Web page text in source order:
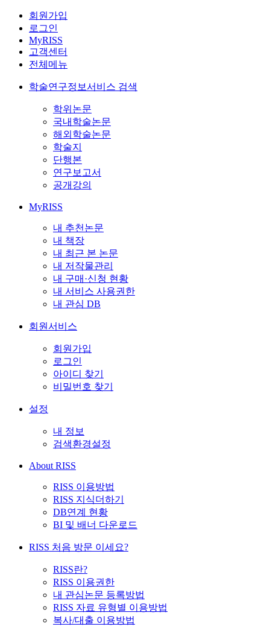
회원가입
로그인
MyRISS
고객센터
전체메뉴
학술연구정보서비스 검색
학위논문
국내학술논문
해외학술논문
학술지
단행본
연구보고서
공개강의
MyRISS
내 추천논문
내 책장
내 최근 본 논문
내 저작물관리
내 구매·신청 현황
내 서비스 사용권한
내 관심 DB
회원서비스
회원가입
로그인
아이디 찾기
비밀번호 찾기
설정
내 정보
검색환경설정
About RISS
RISS 이용방법
RISS 지식더하기
DB연계 현황
BI 및 배너 다운로드
RISS 처음 방문 이세요?
RISS란?
RISS 이용권한
내 관심논문 등록방법
RISS 자료 유형별 이용방법
복사/대출 이용방법